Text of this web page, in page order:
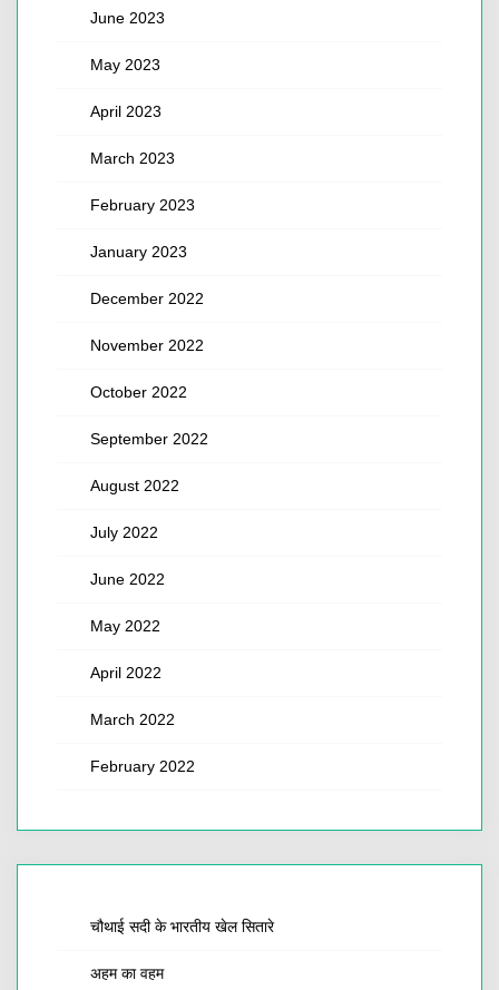
June 2023
May 2023
April 2023
March 2023
February 2023
January 2023
December 2022
November 2022
October 2022
September 2022
August 2022
July 2022
June 2022
May 2022
April 2022
March 2022
February 2022
चौथाई सदी के भारतीय खेल सितारे
अहम का वहम